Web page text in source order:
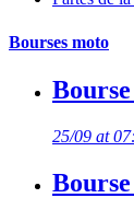
Bourses moto
25/09 at